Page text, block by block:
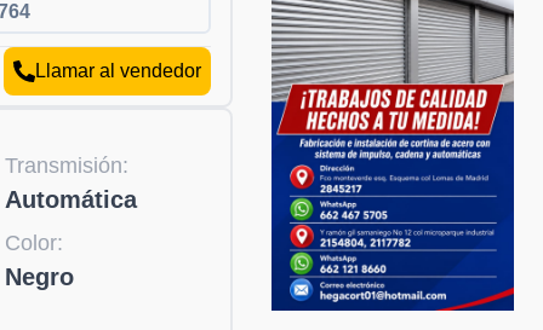
Llamar al vendedor
Transmisión:
Automática
Color:
Negro